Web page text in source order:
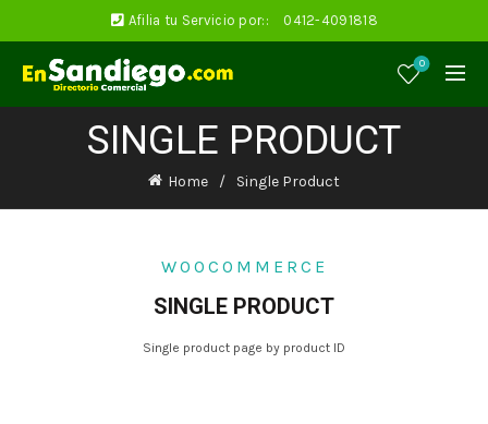
Afilia tu Servicio por:: 0412-4091818
0
SINGLE PRODUCT
Home Single Product
WOOCOMMERCE
SINGLE PRODUCT
Single product page by product ID